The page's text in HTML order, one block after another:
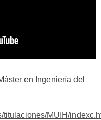
en Ingeniería del
titulaciones/MUIH/